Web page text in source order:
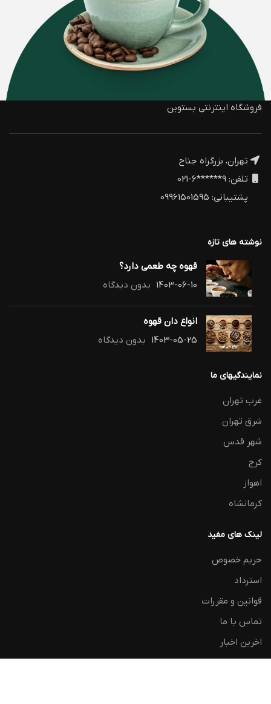
فروشگاه اینترنتی بستوین
تهران، بزرگراه جناح
تلفن: 9******6-021
پشتیبانی: 09961501595
نوشته های تازه
قهوه چه طعمی دارد؟
1403-06-10 بدون دیدگاه
انواع دان قهوه
1403-05-25 بدون دیدگاه
نمایندگیهای ما
غرب تهران
شرق تهران
شهر قدس
کرج
اهواز
کرمانشاه
لینک های مفید
حریم خصوص
استرداد
قوانین و مقررات
تماس با ما
اخرین اخبار
نقشه سایت